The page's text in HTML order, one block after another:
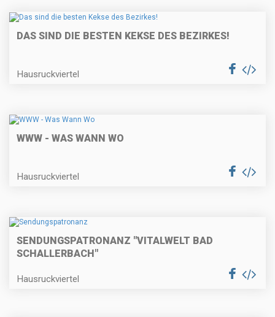
DAS SIND DIE BESTEN KEKSE DES BEZIRKES!
Hausruckviertel
WWW - WAS WANN WO
Hausruckviertel
SENDUNGSPATRONANZ "VITALWELT BAD
SCHALLERBACH"
Hausruckviertel